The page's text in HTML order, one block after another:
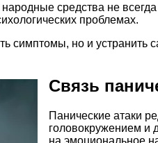
средства не
проблемах.
симптомы, но и устранить
Связь
Панические атаки
головокружением и
на эмоциональное